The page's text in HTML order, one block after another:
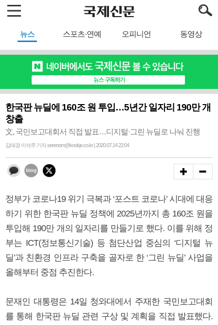
뉴스 스포츠·연예 오피니언 동영상
한국판 뉴딜에 160조 원 투입…5년간 일자리 190만 개
창출
文, 국민보고대회서 직접 발표…디지털·그린 뉴딜로 나눠 진행
김태경 이석주 기자 serenom@kookje.co.kr | 2020.07.14 22:04
정부가 코로나19 위기 극복과 ‘포스트 코로나’ 시대에 대응
하기 위한 한국판 뉴딜 정책에 2025년까지 총 160조 원을
투입해 190만 개의 일자리를 만들기로 했다. 이를 위해 정
부는 ICT(정보통신기술) 등 첨단산업 중심의 ‘디지털 뉴
딜’과 친환경 인프라 구축을 골자로 한 ‘그린 뉴딜’ 사업을
올해부터 중점 추진한다.
문재인 대통령은 14일 청와대에서 주재한 국민보고대회
를 통해 한국판 뉴딜 관련 구상 및 계획을 직접 발표했다.